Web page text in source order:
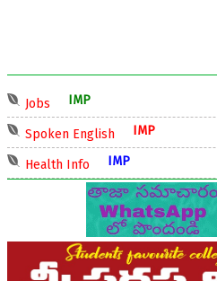
Jobs
Spoken English
Health Info